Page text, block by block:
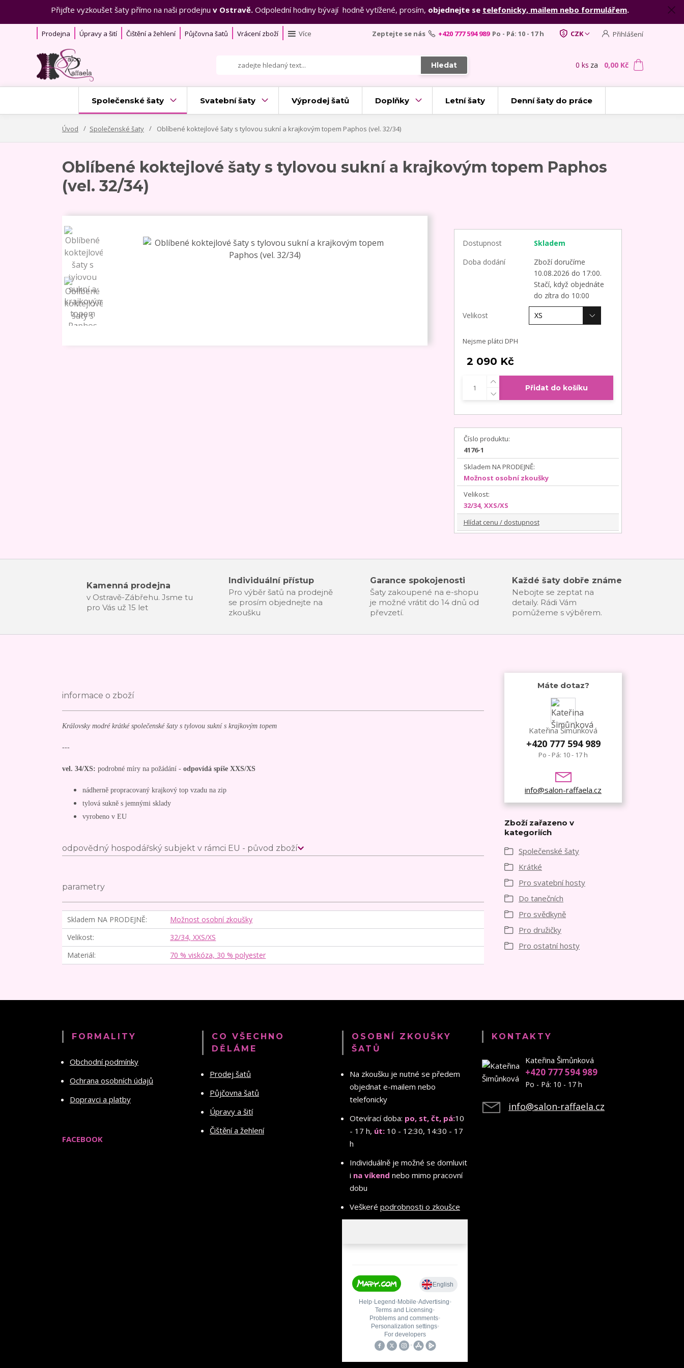
Přijďte vyzkoušet šaty přímo na naši prodejnu v Ostravě. Odpolední hodiny bývají hodně vytížené, prosím, objednejte se telefonicky, mailem nebo formulářem.
Prodejna Úpravy a šití Čištění a žehlení Půjčovna šatů Vrácení zboží Více CZK Přihlášení
Hledat
Zeptejte se nás +420 777 594 989 Po - Pá: 10 - 17 h
0 ks za 0,00 Kč
Společenské šaty Svatební šaty Výprodej šatů Doplňky Letní šaty Denní šaty do práce
Úvod Společenské šaty Oblíbené koktejlové šaty s tylovou sukní a krajkovým topem Paphos (vel. 32/34)
Oblíbené koktejlové šaty s tylovou sukní a krajkovým topem Paphos
(vel. 32/34)
Dostupnost
Skladem
Doba dodání
Zboží doručíme
10.08.2026 do 17:00.
Stačí, když objednáte
do zítra do 10:00
Velikost
Nejsme plátci DPH
2 090 Kč
Přidat do košíku
Číslo produktu:
4176-1
Skladem NA PRODEJNĚ:
Možnost osobní zkoušky
Velikost:
32/34, XXS/XS
Hlídat cenu / dostupnost
Kamenná prodejna
v Ostravě-Zábřehu. Jsme tu
pro Vás už 15 let
Individuální přístup
Pro výběr šatů na prodejně
se prosím objednejte na
zkoušku
Garance spokojenosti
Šaty zakoupené na e-shopu
je možné vrátit do 14 dnů od
převzetí.
Každé šaty dobře známe
Nebojte se zeptat na
detaily. Rádi Vám
pomůžeme s výběrem.
informace o zboží
Královsky modré krátké společenské šaty s tylovou sukní s krajkovým topem
---
vel. 34/XS: podrobné míry na požádání - odpovídá spíše XXS/XS
nádherně propracovaný krajkový top vzadu na zip
tylová sukně s jemnými sklady
vyrobeno v EU
odpovědný hospodářský subjekt v rámci EU - původ zboží
parametry
Skladem NA PRODEJNĚ
Možnost osobní zkoušky
Velikost
32/34, XXS/XS
Materiál
70 % viskóza, 30 % polyester
Máte dotaz?
Kateřina Šimůnková
+420 777 594 989
Po - Pá: 10 - 17 h
info@salon-raffaela.cz
Zboží zařazeno v
kategoriích
Společenské šaty
Krátké
Pro svatební hosty
Do tanečních
Pro svědkyně
Pro družičky
Pro ostatní hosty
FORMALITY
Obchodní podmínky
Ochrana osobních údajů
Dopravci a platby
FACEBOOK
CO VŠECHNO
DĚLÁME
Prodej šatů
Půjčovna šatů
Úpravy a šití
Čištění a žehlení
OSOBNÍ ZKOUŠKY
ŠATŮ
Na zkoušku je nutné se předem
objednat e-mailem nebo
telefonicky
Otevírací doba: po, st, čt, pá:10
- 17 h, út: 10 - 12:30, 14:30 - 17
h
Individuálně je možné se domluvit
i na víkend nebo mimo pracovní
dobu
Veškeré podrobnosti o zkoušce
KONTAKTY
Kateřina Šimůnková
+420 777 594 989
Po - Pá: 10 - 17 h
info@salon-raffaela.cz